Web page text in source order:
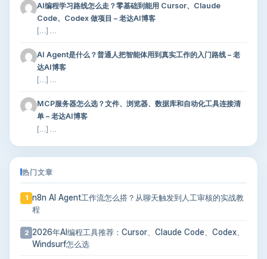
AI编程学习路线怎么走？零基础到能用 Cursor、Claude
Code、Codex 做项目 – 老达AI博客
[…] …
AI Agent是什么？普通人把智能体用到真实工作的入门路线 – 老
达AI博客
[…] …
MCP服务器怎么选？文件、浏览器、数据库和自动化工具连接清
单 – 老达AI博客
[…] …
热门文章
1 n8n AI Agent工作流怎么搭？从聊天触发到人工审核的实战教
程
2 2026年AI编程工具推荐：Cursor、Claude Code、Codex、
Windsurf怎么选